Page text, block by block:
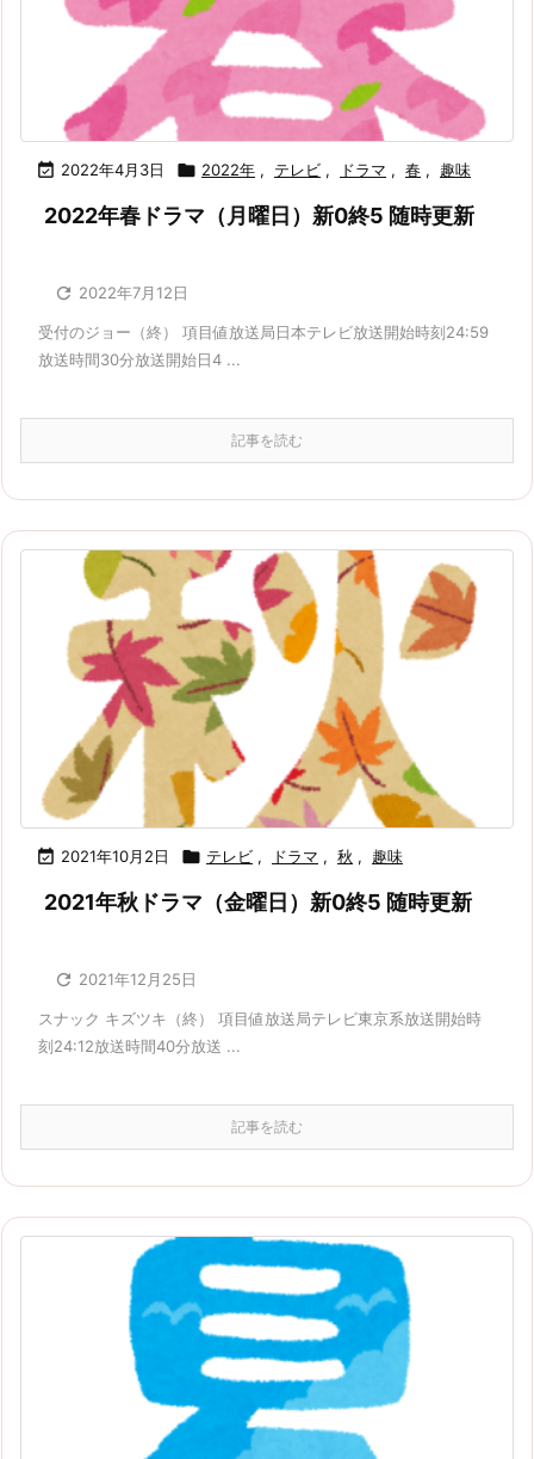
 2022年4月3日  2022年 , テレビ , ドラマ , 春 , 趣味
2022年春ドラマ（月曜日）新0終5 随時更新
 2022年7月12日
受付のジョー（終） 項目値放送局日本テレビ放送開始時刻24:59
放送時間30分放送開始日4 ...
記事を読む
 2021年10月2日  テレビ , ドラマ , 秋 , 趣味
2021年秋ドラマ（金曜日）新0終5 随時更新
 2021年12月25日
スナック キズツキ（終） 項目値放送局テレビ東京系放送開始時
刻24:12放送時間40分放送 ...
記事を読む